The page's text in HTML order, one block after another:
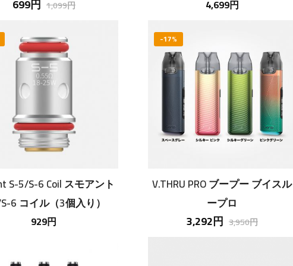
699円 1,099円
スターターキット
4,699円
S-5/S-6 Coil スモアント
6 コイル（3個入り）
929円
-17%
V.THRU PRO ブープー ブイスル
ープロ
3,292円 3,950円